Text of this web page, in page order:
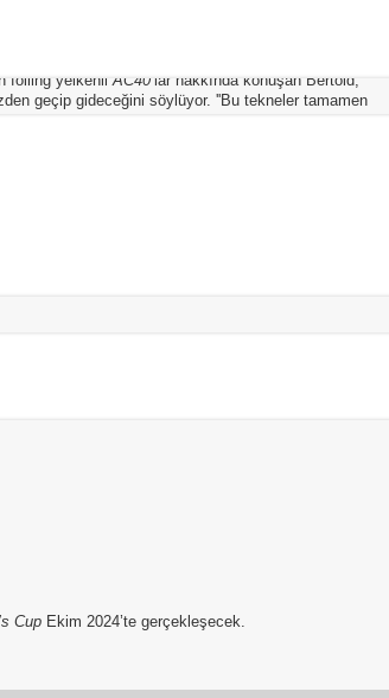
Bertold, ekibini Vancouver’daki yerel yat kulübünde
foiling yelkenli AC40 ’lar hakkında konuşan Bertold,
geçip gideceğini söylüyor. ''Bu tekneler tamamen
üstünlüğü bulunmuyor.'' dedi. ''Erkek yelkencilerle
geçtim ve şimdi de bu durumu devam
Cup Ekim 2024’te gerçekleşecek.